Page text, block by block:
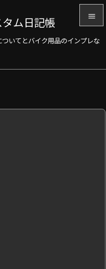
ム日記帳
いてとバイク用品のインプレな

